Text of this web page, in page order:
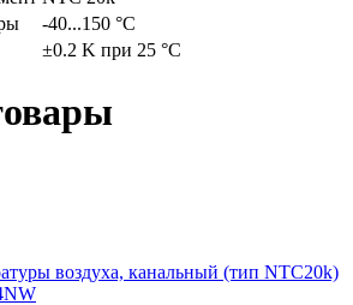
-40...150 °C
±0.2 K при 25 °C
воздуха, канальный (тип NTC20k)